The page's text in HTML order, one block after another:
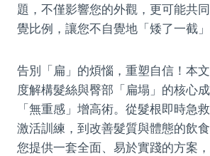
題，不僅影響您的外觀，更可能共
覺比例，讓您不自覺地「矮了一截」
告別「扁」的煩惱，重塑自信！本
度解構髮絲與臀部「扁塌」的核心
「無重感」增高術。從髮根即時急
激活訓練，到改善髮質與體態的飲
您提供一套全面、易於實踐的方案